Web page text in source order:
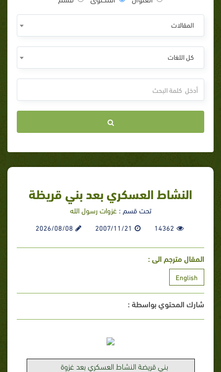
المقالات
كل اللغات
النشاط العسكري بعد بني قريظة
تحت قسم : غزوات رسول الله
14362
2007/11/21
2026/08/08
المقال مترجم الى :
English
شارك المحتوي بواسطة :
النشاط العسكري بعد غزوة بني قريضة